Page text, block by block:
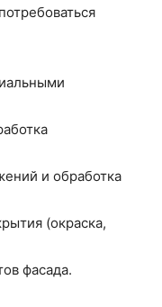
и обработка
(окраска,
фасада.